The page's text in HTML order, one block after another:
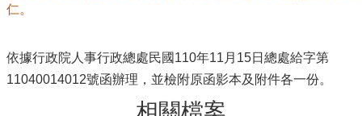
仁。
依據行政院人事行政總處民國110年11月15日總處給字第
11040014012號函辦理，並檢附原函影本及附件各一份。